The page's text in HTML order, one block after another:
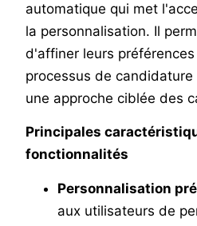
automatique qui met
la personnalisation. Il
d'affiner leurs
processus de
une approche ciblée des
Principales
fonctionnalités
Personnalisation
aux utilisateurs de